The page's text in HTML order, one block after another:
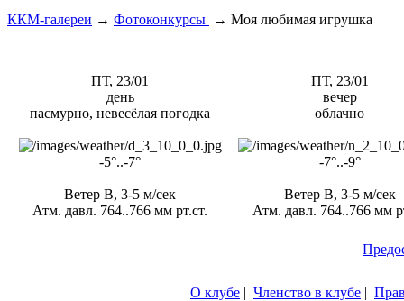
ККМ-галереи → Фотоконкурсы → Моя любимая игрушка
ПТ, 23/01
день
пасмурно, невесёлая погодка
-5°..-7°
Ветер В, 3-5 м/сек
Атм. давл. 764..766 мм рт.ст.
ПТ, 23/01
вечер
облачно
-7°..-9°
Ветер В, 3-5 м/сек
Атм. давл. 764..766 мм
О клубе | Членство в клубе |